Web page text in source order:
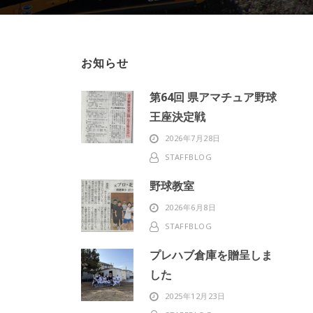
お知らせ
第64回 県アマチュア野球
王座決定戦
2026年7月28日
STAFFBLOG
野球教室
2026年6月8日
STAFFBLOG
プレハブ倉庫を贈呈しま
した
2025年12月23日